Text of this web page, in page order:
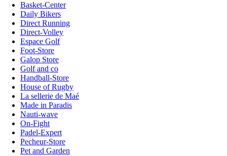
Basket-Center
Daily Bikers
Direct Running
Direct-Volley
Espace Golf
Foot-Store
Galop Store
Golf and co
Handball-Store
House of Rugby
La sellerie de Maé
Made in Paradis
Nauti-wave
On-Fight
Padel-Expert
Pecheur-Store
Pet and Garden